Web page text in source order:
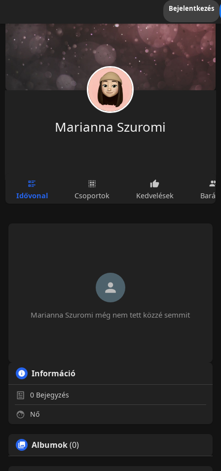
Bejelentkezés
Marianna Szuromi
Idővonal Csoportok Kedvelések
Marianna Szuromi még nem tett közzé semmit
Információ
0Bejegyzés
Nő
Albumok(0)